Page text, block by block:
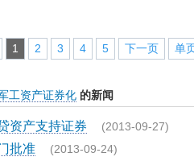
1 2 3 4 5 下一页 单
工资产证券化 的新闻
资产支持证券 (2013-09-27)
批准 (2013-09-24)